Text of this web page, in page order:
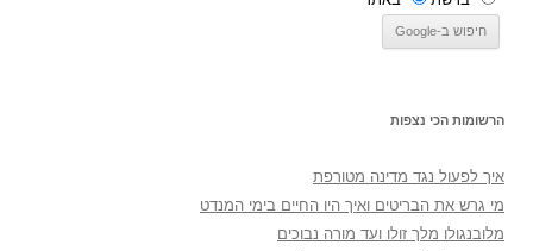
הרשומות הכי נצפות
איך לפעול נגד מדינה מטורפת
מי גרש את הבריטים ואיך היו החיים בימי המנדט
מלובנגולו מלך זולו ועד מורה נבוכים